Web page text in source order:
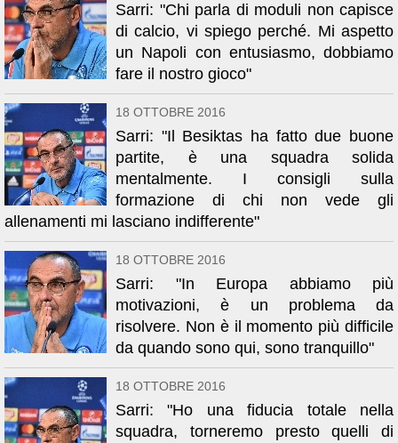
Sarri: "Chi parla di moduli non capisce
di calcio, vi spiego perché. Mi aspetto
un Napoli con entusiasmo, dobbiamo
fare il nostro gioco"
18 OTTOBRE 2016
Sarri: "Il Besiktas ha fatto due buone
partite, è una squadra solida
mentalmente. I consigli sulla
formazione di chi non vede gli
allenamenti mi lasciano indifferente"
18 OTTOBRE 2016
Sarri: "In Europa abbiamo più
motivazioni, è un problema da
risolvere. Non è il momento più difficile
da quando sono qui, sono tranquillo"
18 OTTOBRE 2016
Sarri: "Ho una fiducia totale nella
squadra, torneremo presto quelli di